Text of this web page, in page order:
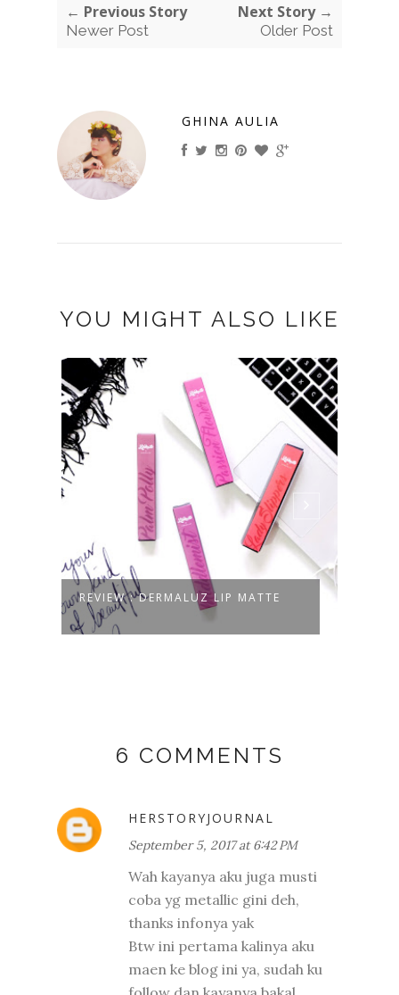
← Previous Story
Newer Post
Next Story →
Older Post
GHINA AULIA
YOU MIGHT ALSO LIKE
[EVENT + REVIEW] INTRODUCING
ACNE S...
6 COMMENTS
HERSTORYJOURNAL
September 5, 2017 at 6:42 PM
Wah kayanya aku juga musti
coba yg metallic gini deh,
thanks infonya yak
Btw ini pertama kalinya aku
maen ke blog ini ya, sudah ku